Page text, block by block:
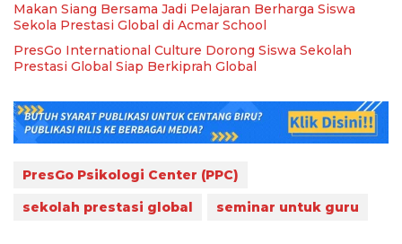
Makan Siang Bersama Jadi Pelajaran Berharga Siswa
Sekola Prestasi Global di Acmar School
PresGo International Culture Dorong Siswa Sekolah
Prestasi Global Siap Berkiprah Global
PresGo Psikologi Center (PPC)
sekolah prestasi global
seminar untuk guru